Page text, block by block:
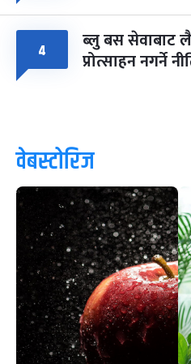
४ ब्लु बस सेवाबाट
प्रोत्साहन नगर्ने
वेबस्टोरिज